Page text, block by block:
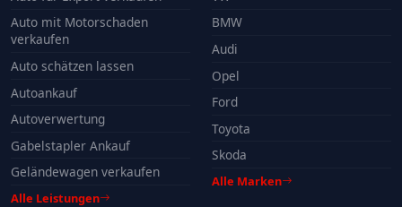
Auto mit Motorschaden
verkaufen
Auto schätzen lassen
Autoankauf
Autoverwertung
Gabelstapler Ankauf
Geländewagen verkaufen
Alle Leistungen
BMW
Audi
Opel
Ford
Toyota
Skoda
Alle Marken